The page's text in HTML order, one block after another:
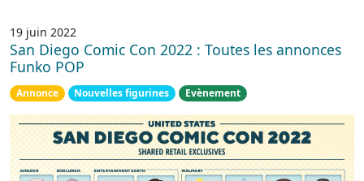
19 juin 2022
San Diego Comic Con 2022 : Toutes les annonces
Funko POP
Annonce Nouvelles figurines Evènement